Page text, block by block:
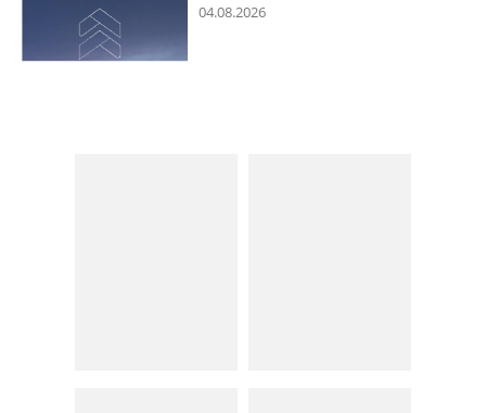
04.08.2026